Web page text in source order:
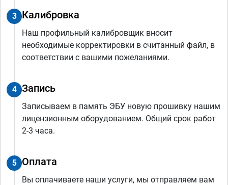
3 Калибровка
Наш профильный калибровщик вносит
необходимые корректировки в считанный файл, в
соответствии с вашими пожеланиями.
4 Запись
Записываем в память ЭБУ новую прошивку нашим
лицензионным оборудованием. Общий срок работ
2-3 часа.
5 Оплата
Вы оплачиваете наши услуги, мы отправляем вам